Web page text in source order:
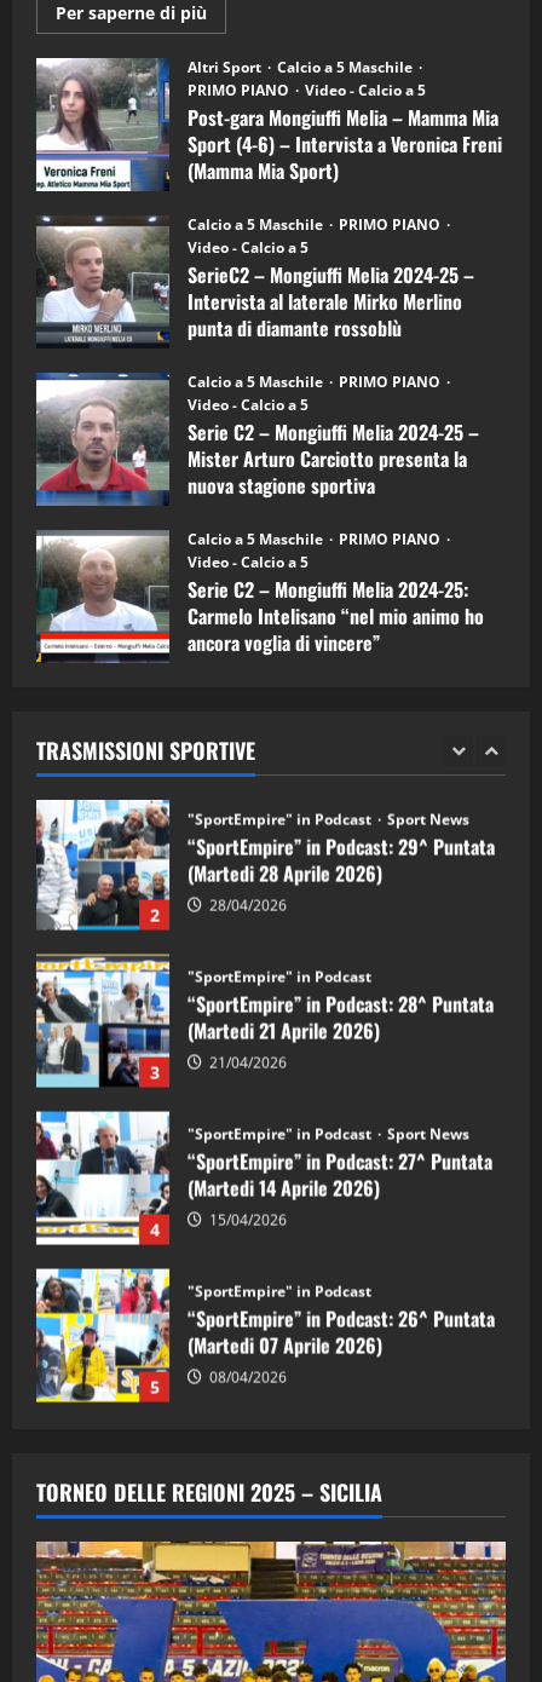
Per saperne di più
informazioni
Post-
gara
Mongiuffi
Melia
–
Mamma
Mia
Sport
6)
–
Intervista
a
mister
Arturo
Carciotto
(Mongiuffi
Altri Sport
Calcio a 5 Maschile
PRIMO PIANO
Video - Calcio a 5
Post-gara Mongiuffi Melia – Mamma Mia
Sport (4-6) – Intervista a Veronica Freni
(Mamma Mia Sport)
Calcio a 5 Maschile
PRIMO PIANO
Video - Calcio a 5
SerieC2 – Mongiuffi Melia 2024-25 –
Intervista al laterale Mirko Merlino
punta di diamante rossoblù
Calcio a 5 Maschile
PRIMO PIANO
Video - Calcio a 5
Serie C2 – Mongiuffi Melia 2024-25 –
Mister Arturo Carciotto presenta la
nuova stagione sportiva
Calcio a 5 Maschile
PRIMO PIANO
Video - Calcio a 5
Serie C2 – Mongiuffi Melia 2024-25:
Carmelo Intelisano “nel mio animo ho
ancora voglia di vincere”
TRASMISSIONI SPORTIVE
3
"SportEmpire" in Podcast
“SportEmpire” in Podcast: 28^ Puntata
(Martedi 21 Aprile 2026)
21/04/2026
4
“SportEmpire” in Podcast: 27^ Puntata
(Martedi 14 Aprile 2026)
15/04/2026
5
“SportEmpire” in Podcast: 26^ Puntata
(Martedi 07 Aprile 2026)
08/04/2026
1
“SportEmpire” in Podcast: 30^ Puntata
(Martedi 05 Maggio 2026)
08/05/2026
2 28/04/2026
3
"SportEmpire" in Podcast
“SportEmpire” in Podcast: 28^ Puntata
(Martedi 21 Aprile 2026)
21/04/2026
4
"SportEmpire" in Podcast
“SportEmpire” in Podcast: 27^ Puntata
(Martedi 14 Aprile 2026)
15/04/2026
5
"SportEmpire" in Podcast
“SportEmpire” in Podcast: 26^ Puntata
(Martedi 07 Aprile 2026)
08/04/2026
1
"SportEmpire" in Podcast
“SportEmpire” in Podcast: 30^ Puntata
(Martedi 05 Maggio 2026)
08/05/2026
2
“SportEmpire” in Podcast: 29^ Puntata
(Martedi 28 Aprile 2026)
28/04/2026
"SportEmpire" in Podcast
“SportEmpire” in Podcast: 28^ Puntata
(Martedi 21 Aprile 2026)
TORNEO DELLE REGIONI 2025 – SICILIA